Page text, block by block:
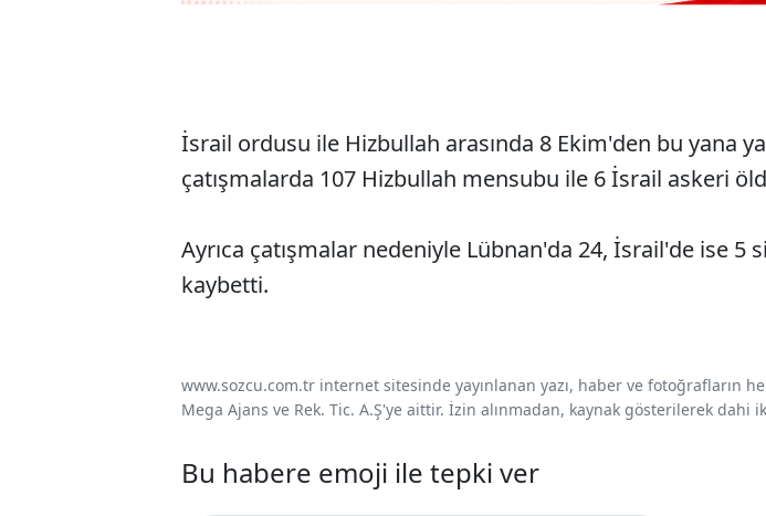
İsrail ordusu ile Hizbullah arasında 8 Ekim'den bu yana
çatışmalarda 107 Hizbullah mensubu ile 6 İsrail askeri
Ayrıca çatışmalar nedeniyle Lübnan'da 24, İsrail'de ise 5
kaybetti.
www.sozcu.com.tr internet sitesinde yayınlanan yazı, haber ve fotoğrafların
Mega Ajans ve Rek. Tic. A.Ş'ye aittir. İzin alınmadan, kaynak gösterilerek dahi
Bu habere emoji ile tepki ver